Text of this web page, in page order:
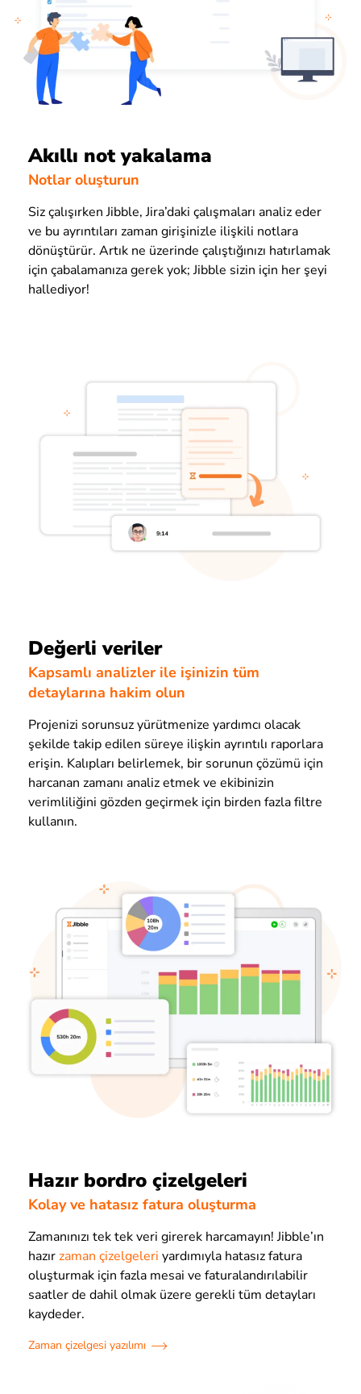
Akıllı not yakalama
Notlar oluşturun
Siz çalışırken Jibble, Jira’daki çalışmaları analiz eder
ve bu ayrıntıları zaman girişinizle ilişkili notlara
dönüştürür. Artık ne üzerinde çalıştığınızı hatırlamak
için çabalamanıza gerek yok; Jibble sizin için her şeyi
hallediyor!
Değerli veriler
Kapsamlı analizler ile işinizin tüm
detaylarına hakim olun
Projenizi sorunsuz yürütmenize yardımcı olacak
şekilde takip edilen süreye ilişkin ayrıntılı raporlara
erişin. Kalıpları belirlemek, bir sorunun çözümü için
harcanan zamanı analiz etmek ve ekibinizin
verimliliğini gözden geçirmek için birden fazla filtre
kullanın.
Hazır bordro çizelgeleri
Kolay ve hatasız fatura oluşturma
Zamanınızı tek tek veri girerek harcamayın! Jibble’ın
hazırzaman çizelgeleri yardımıyla hatasız fatura
oluşturmak için fazla mesai ve faturalandırılabilir
saatler de dahil olmak üzere gerekli tüm detayları
kaydeder.
Zaman çizelgesi yazılımı